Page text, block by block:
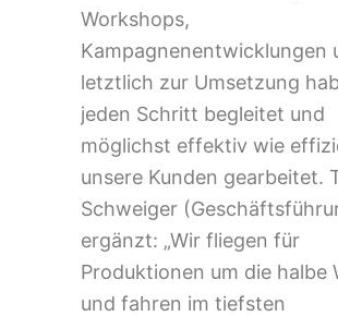
Workshops,
Kampagnenentwicklungen
letztlich zur Umsetzung
jeden Schritt begleitet und
möglichst effektiv wie
unsere Kunden gearbeitet.
Schweiger
ergänzt: „Wir fliegen für
Produktionen um die halbe
und fahren im tiefsten